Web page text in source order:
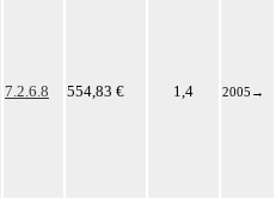
7.2.6.8 554,83 € 1,4 2005 →